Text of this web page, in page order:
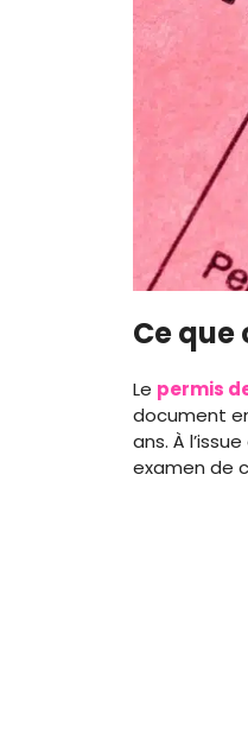
Ce
Le permis
document
ans. À
examen de